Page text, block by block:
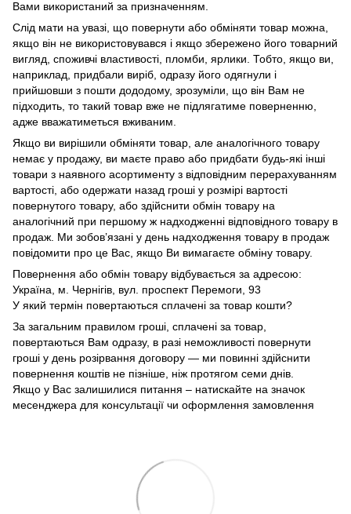
Вами використаний за призначенням.
Слід мати на увазі, що повернути або обміняти товар можна,
якщо він не використовувався і якщо збережено його товарний
вигляд, споживчі властивості, пломби, ярлики. Тобто, якщо ви,
наприклад, придбали виріб, одразу його одягнули і
прийшовши з пошти дододому, зрозуміли, що він Вам не
підходить, то такий товар вже не підлягатиме поверненню,
адже вважатиметься вживаним.
Якщо ви вирішили обміняти товар, але аналогічного товару
немає у продажу, ви маєте право або придбати будь-які інші
товари з наявного асортименту з відповідним перерахуванням
вартості, або одержати назад гроші у розмірі вартості
повернутого товару, або здійснити обмін товару на
аналогічний при першому ж надходженні відповідного товару в
продаж. Ми зобов’язані у день надходження товару в продаж
повідомити про це Вас, якщо Ви вимагаєте обміну товару.
Повернення або обмін товару відбувається за адресою:
Україна, м. Чернігів, вул. проспект Перемоги, 93
У який термін повертаються сплачені за товар кошти?
За загальним правилом гроші, сплачені за товар,
повертаються Вам одразу, в разі неможливості повернути
гроші у день розірвання договору — ми повинні здійснити
повернення коштів не пізніше, ніж протягом семи днів.
Якщо у Вас залишилися питання – натискайте на значок
месенджера для консультації чи оформлення замовлення